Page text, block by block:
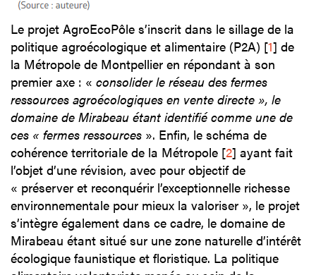
Le projet AgroEcoPôle s’inscrit dans le sillage de la
politique agroécologique et alimentaire (P2A) [1] de
la Métropole de Montpellier en répondant à son
premier axe : « consolider le réseau des fermes
ressources agroécologiques en vente directe », le
domaine de Mirabeau étant identifié comme une de
ces « fermes ressources ». Enfin, le schéma de
cohérence territoriale de la Métropole [2] ayant fait
l’objet d’une révision, avec pour objectif de
« préserver et reconquérir l’exceptionnelle richesse
environnementale pour mieux la valoriser », le projet
s’intègre également dans ce cadre, le domaine de
Mirabeau étant situé sur une zone naturelle d’intérêt
écologique faunistique et floristique. La politique